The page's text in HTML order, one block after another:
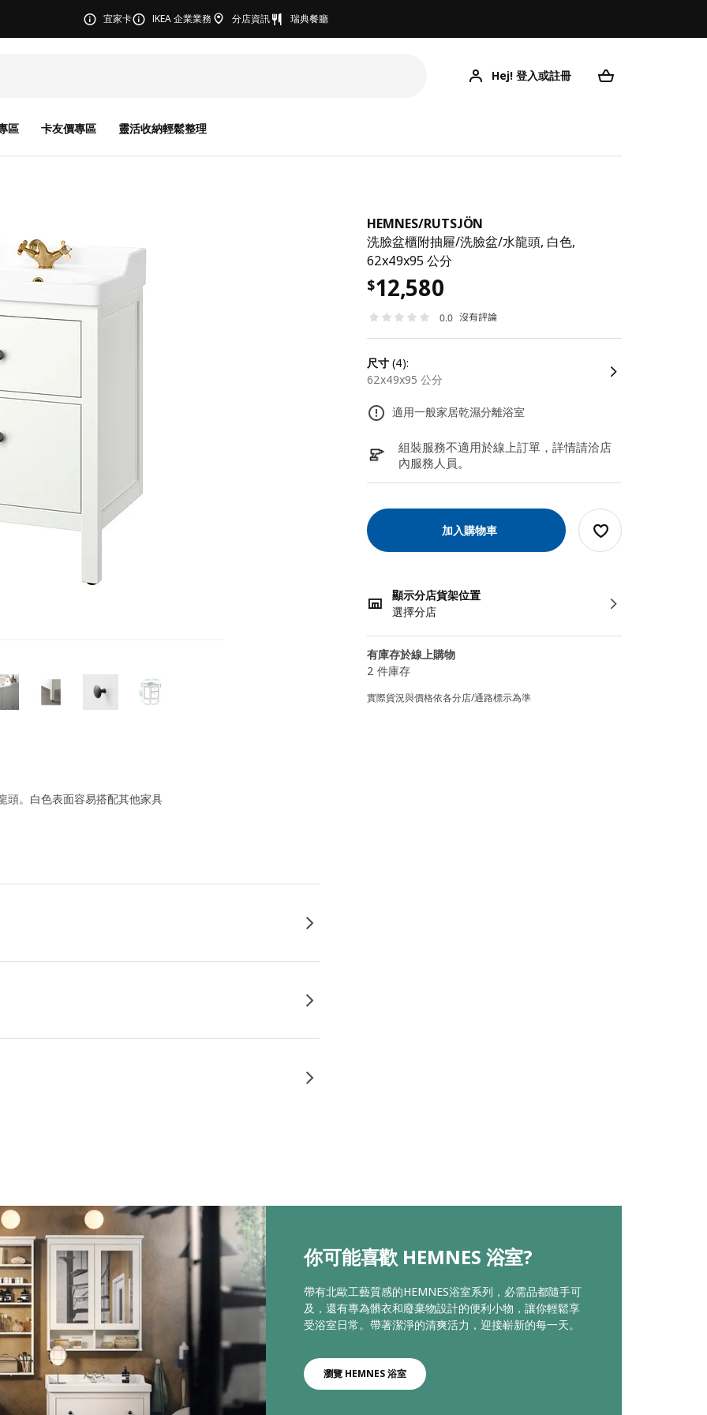
宜家卡 IKEA 企業業務 分店資訊 瑞典餐廳
Hej! 登入或註冊
區 卡友價專區 靈活收納輕鬆整理
HEMNES/RUTSJÖN
洗臉盆櫃附抽屜/洗臉盆/水龍頭, 白色,
62x49x95 公分
$12,580
0.0 沒有評論
尺寸 (4):
62x49x95 公分
適用一般家居乾濕分離浴室
組裝服務不適用於線上訂單，詳情請洽店
內服務人員。
加入購物車
顯示分店貨架位置
選擇分店
有庫存於線上購物
2 件庫存
實際貨況與價格依各分店/通路標示為準
頭。白色表面容易搭配其他家具
你可能喜歡 HEMNES 浴室?
帶有北歐工藝質感的HEMNES浴室系列，必需品都隨手可
及，還有專為髒衣和廢棄物設計的便利小物，讓你輕鬆享
受浴室日常。帶著潔淨的清爽活力，迎接嶄新的每一天。
瀏覽 HEMNES 浴室